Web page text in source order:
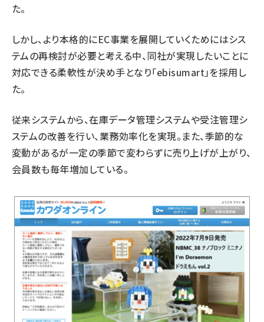
た。
しかし、より本格的にEC事業を展開していくためにはシス
テムの再検討が必要と考える中、同社が実現したいことに
対応できる柔軟性が決め手となり「ebisumart」を採用し
た。
従来システムから、在庫データ管理システムや受注管理シ
ステムの改善を行い、業務効率化を実現。また、季節的な
変動があるが一定の季節で変わらずに売り上げが上がり、
会員数も毎年増加している。